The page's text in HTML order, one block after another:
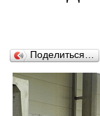
Поделиться…